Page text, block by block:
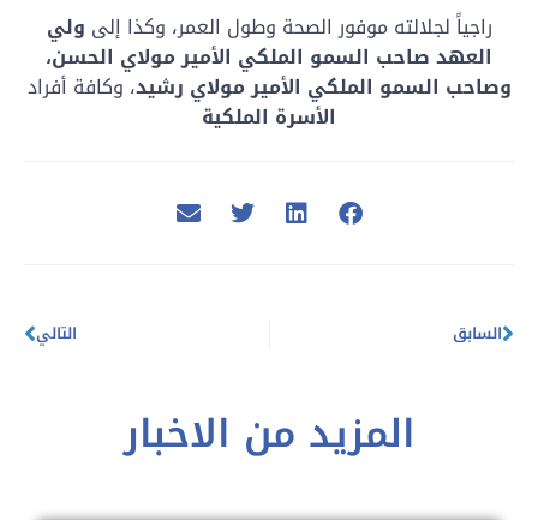
راجياً لجلالته موفور الصحة وطول العمر، وكذا إلى ولي
العهد صاحب السمو الملكي الأمير مولاي الحسن،
وصاحب السمو الملكي الأمير مولاي رشيد، وكافة أفراد
الأسرة الملكية
السابق التالي
المزيد من الاخبار